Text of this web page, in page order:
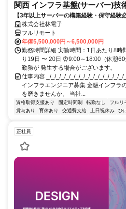
関西 インフラ基盤(サーバー)技
【3年以上サーバーの構築経験・保守経験
株式会社林電子
フルリモート
年俸5,500,000円～6,500,000円
勤務時間詳細 実働時間：1日あたり8時
り19日 〜 20日 ⏰9:00～18:00（休憩
勤務が 発生する場合がございます。
仕事内容 _/_/_/_/_/_/_/_/_/_/_/_/_/_/_/
インフラエンジニア募集 金融インフラ
を磨きませんか。 当社...
資格取得支援あり 固定時間制 転勤なし フルリ
賞与あり
育休あり 交通費支給 土日祝休み ひ
正社員